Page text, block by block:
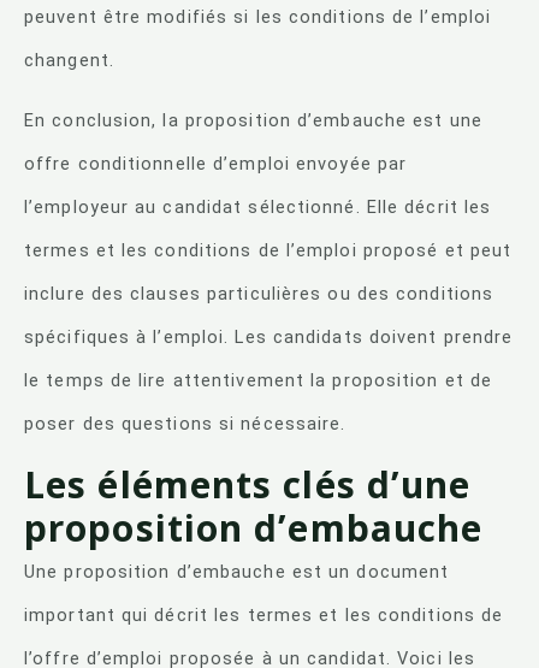
peuvent être modifiés si les conditions de l’emploi
changent.
En conclusion, la proposition d’embauche est une
offre conditionnelle d’emploi envoyée par
l’employeur au candidat sélectionné. Elle décrit les
termes et les conditions de l’emploi proposé et peut
inclure des clauses particulières ou des conditions
spécifiques à l’emploi. Les candidats doivent prendre
le temps de lire attentivement la proposition et de
poser des questions si nécessaire.
Les éléments clés d’une
proposition d’embauche
Une proposition d’embauche est un document
important qui décrit les termes et les conditions de
l’offre d’emploi proposée à un candidat. Voici les